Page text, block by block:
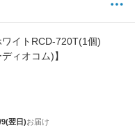
イトRCD-720T(1個)
ィオコム)】
翌日)お届け